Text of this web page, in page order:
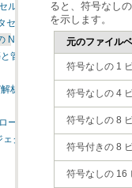
ルのビット深度の容量
セット
NoData
管理
析
ー
クト
を示します。
元のファイル
符号なしの 1
符号なしの 4
符号なしの 8
符号付きの 8
符号なしの 16